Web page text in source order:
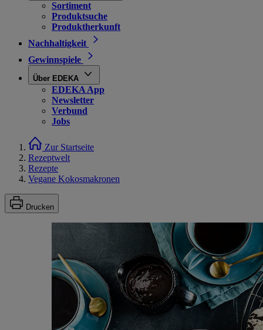
Sortiment
Produktsuche
Produktherkunft
Nachhaltigkeit
Gewinnspiele
Über EDEKA
EDEKA App
Newsletter
Verbund
Jobs
Zur Startseite
Rezeptwelt
Rezepte
Vegane Kokosmakronen
Drucken